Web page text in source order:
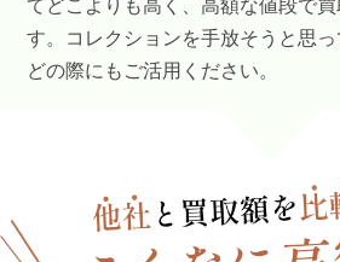
てどこよりも高く、高額な値段で
す。コレクションを手放そうと思
どの際にもご活用ください。